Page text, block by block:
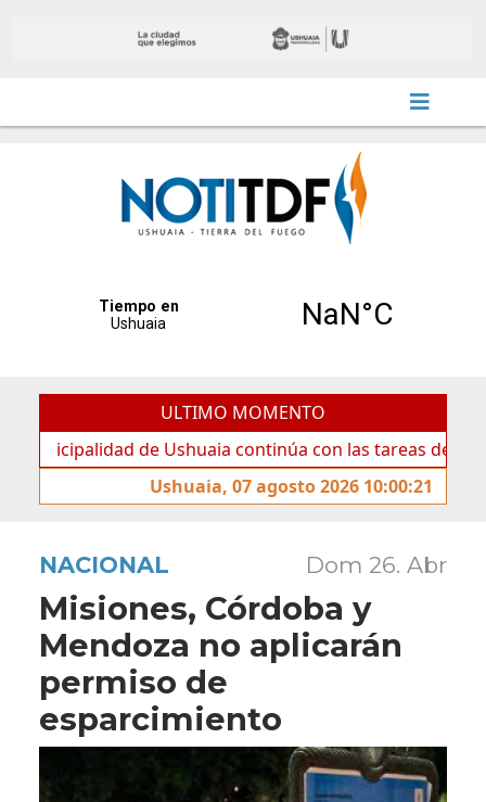
ULTIMO MOMENTO
de Ushuaia continúa con las tareas de
Ushuaia, 07 agosto 2026 10:00:21
NACIONAL Dom 26. Abr
Misiones, Córdoba y
Mendoza no aplicarán
permiso de
esparcimiento